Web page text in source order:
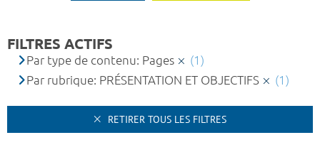
FILTRES ACTIFS
Par type de contenu: Pages
(1)
Par rubrique: PRÉSENTATION ET OBJECTIFS
(1)
RETIRER TOUS LES FILTRES